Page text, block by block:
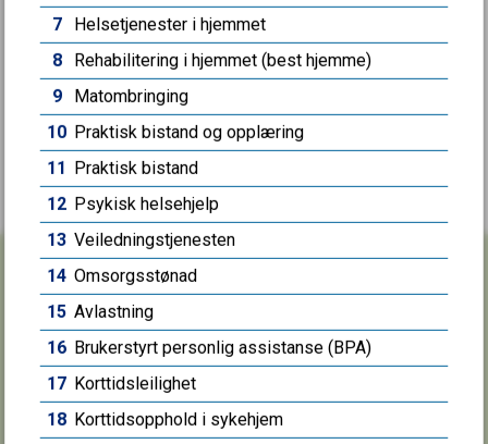
Skriv til oss
SANDEFJORD KOMMUNE
Postboks 2025
7
Helsetjenester i hjemmet
8
Rehabilitering i hjemmet (best hjemme)
9
Matombringing
10 Praktisk bistand og opplæring
11 Praktisk bistand
12 Psykisk helsehjelp
13 Veiledningstjenesten
14 Omsorgsstønad
15 Avlastning
16 Brukerstyrt personlig assistanse (BPA)
17 Korttidsleilighet
18 Korttidsopphold i sykehjem